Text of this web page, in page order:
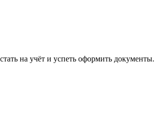
на учёт и успеть оформить документы.